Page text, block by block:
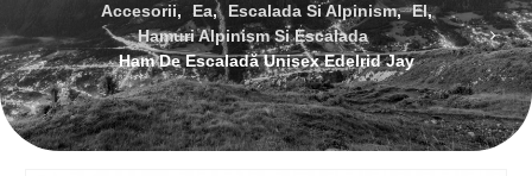
Accesorii, Ea, Escalada Si Alpinism, El,
Hamuri Alpinism Si Escalada
Ham De Escaladă Unisex Edelrid Jay